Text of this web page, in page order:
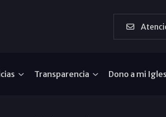
Transparencia Dono a mi